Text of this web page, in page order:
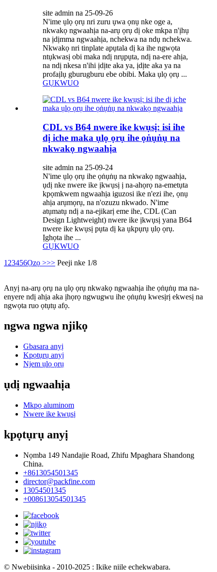
site admin na 25-09-26
N'ime ụlọ ọrụ nri zuru ụwa ọnụ nke oge a,
nkwakọ ngwaahịa na-arụ ọrụ dị oke mkpa n'ịhụ
na ịdịmma ngwaahịa, nchekwa na ndụ nchekwa.
Nkwakọ nri tinplate apụtala dị ka ihe ngwọta
ntụkwasị obi maka ndị nrụpụta, ndị na-ere ahịa,
na ndị nkesa n'ihi ịdịte aka ya, ịdịte aka ya na
profaịlụ gburugburu ebe obibi. Maka ụlọ ọrụ ...
GỤKWUO
CDL vs B64 nwere ike kwụsị: isi ihe
dị iche maka ụlọ ọrụ ihe ọṅụṅụ na
nkwakọ ngwaahịa
site admin na 25-09-24
N'ime ụlọ ọrụ ihe ọṅụṅụ na nkwakọ ngwaahịa,
ụdị nke nwere ike ịkwụsị ị na-ahọrọ na-emetụta
kpọmkwem ngwaahịa iguzosi ike n'ezi ihe, ọnụ
ahịa arụmọrụ, na n'ozuzu nkwado. N'ime
atụmatụ ndị a na-ejikarị eme ihe, CDL (Can
Design Lightweight) nwere ike ịkwụsị yana B64
nwere ike kwụsị pụta dị ka ụkpụrụ ụlọ ọrụ.
Ịghọta ihe ...
GỤKWUO
1 23456Ọzọ >>> Peeji nke 1/8
Anyị na-arụ ọrụ na ụlọ ọrụ nkwakọ ngwaahịa ihe ọṅụṅụ ma na-
enyere ndị ahịa aka ịhọrọ ngwugwu ihe ọṅụṅụ kwesịrị ekwesị na
ngwọta ruo ọtụtụ afọ.
ngwa ngwa njikọ
Gbasara anyị
Kpọtụrụ anyị
Njem ụlọ ọrụ
ụdị ngwaahịa
Mkpọ aluminom
Nwere ike kwụsị
kpọtụrụ anyị
Nọmba 149 Nandajie Road, Zhifu Mpaghara Shandong
China.
+8613054501345
director@packfine.com
13054501345
+008613054501345
© Nwebiisinka - 2010-2025 : Ikike niile echekwabara.